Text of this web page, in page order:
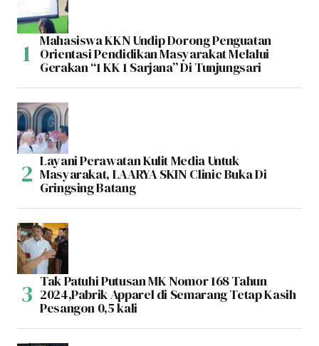
Mahasiswa KKN Undip Dorong Penguatan
Orientasi Pendidikan Masyarakat Melalui
Gerakan “1 KK 1 Sarjana” Di Tunjungsari
Layani Perawatan Kulit Media Untuk
Masyarakat, LAARYA SKIN Clinic Buka Di
Gringsing Batang
Tak Patuhi Putusan MK Nomor 168 Tahun
2024,Pabrik Apparel di Semarang Tetap Kasih
Pesangon 0,5 kali